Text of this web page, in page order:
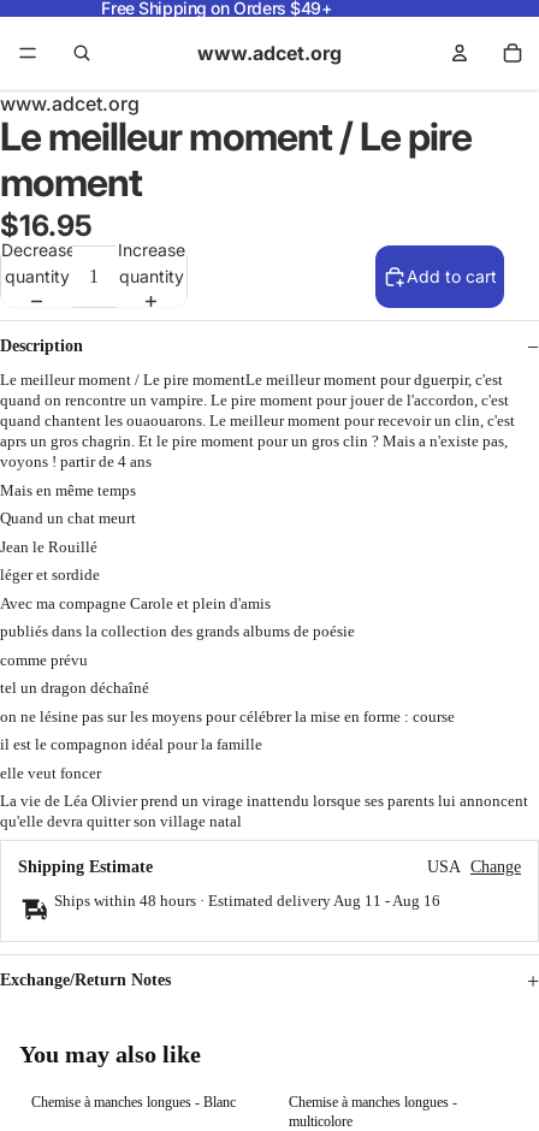
Free Shipping on Orders $49+
www.adcet.org
www.adcet.org
Le meilleur moment / Le pire
moment
$16.95
Decrease
quantity
Increase
quantity
Add to cart
Description
Le meilleur moment / Le pire momentLe meilleur moment pour dguerpir, c'est
quand on rencontre un vampire. Le pire moment pour jouer de l'accordon, c'est
quand chantent les ouaouarons. Le meilleur moment pour recevoir un clin, c'est
aprs un gros chagrin. Et le pire moment pour un gros clin ? Mais a n'existe pas,
voyons ! partir de 4 ans
Mais en même temps
Quand un chat meurt
Jean le Rouillé
léger et sordide
Avec ma compagne Carole et plein d'amis
publiés dans la collection des grands albums de poésie
comme prévu
tel un dragon déchaîné
on ne lésine pas sur les moyens pour célébrer la mise en forme : course
il est le compagnon idéal pour la famille
elle veut foncer
La vie de Léa Olivier prend un virage inattendu lorsque ses parents lui annoncent
qu'elle devra quitter son village natal
Shipping Estimate USA Change
Ships within 48 hours · Estimated delivery Aug 11 - Aug 16
Exchange/Return Notes
You may also like
Chemise à manches longues - Blanc
Chemise à manches longues -
multicolore